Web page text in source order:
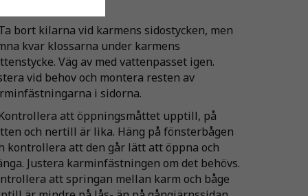
bort kilarna vid karmens sidostycken, men
kvar klossarna under karmens
Väg av med vattenpasset igen.
vid behov och montera resten av
i sidorna.
att öppningsmåttet upptill, på
och nertill är lika. Häng på fönsterbågen
kontrollera att den går lätt att öppna och
Justera karminfästningen om det behövs.
att springan mellan karm och båge